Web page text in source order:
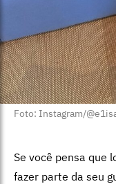
Foto: Instagram/
Se você pensa que
fazer parte da seu